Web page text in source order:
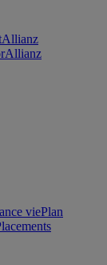
Allianz
Allianz
viePlan